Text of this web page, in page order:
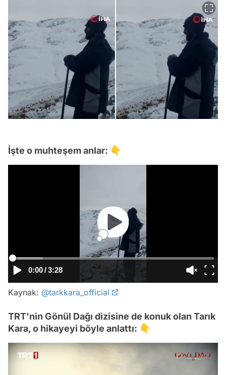
İşte o muhteşem anlar: 👇
0:00/3:28
Kaynak: @tarkkara_official
TRT'nin Gönül Dağı dizisine de konuk olan Tarık
Kara, o hikayeyi böyle anlattı: 👇